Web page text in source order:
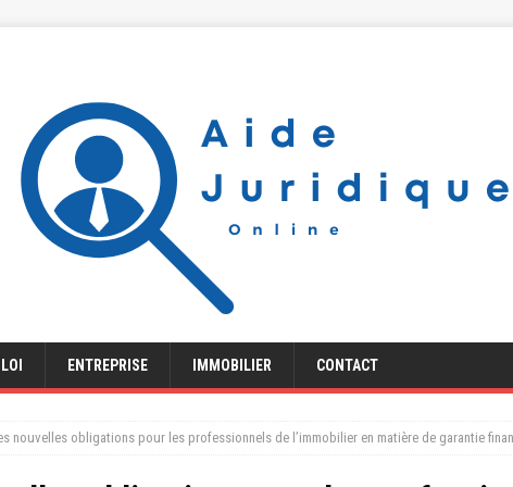
LOI ENTREPRISE IMMOBILIER CONTACT
nouvelles obligations pour les professionnels de l’immobilier en matière de garantie